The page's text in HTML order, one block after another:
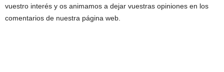
vuestro interés y os animamos a dejar vuestras opiniones en los
comentarios de nuestra página web.